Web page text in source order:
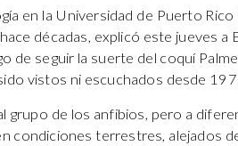
en la Universidad de Puerto Rico
décadas, explicó este jueves
de seguir la suerte del coquí
vistos ni escuchados desde
grupo de los anfibios, pero a
condiciones terrestres, alejados